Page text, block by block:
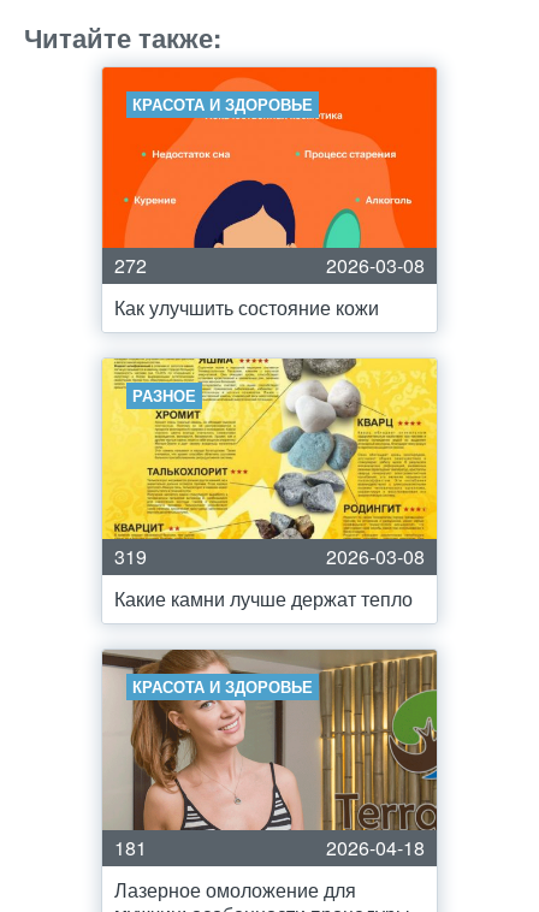
Читайте также:
КРАСОТА И ЗДОРОВЬЕ
272
2026-03-08
Как улучшить состояние кожи
РАЗНОЕ
319
2026-03-08
Какие камни лучше держат тепло
КРАСОТА И ЗДОРОВЬЕ
181
2026-04-18
Лазерное омоложение для